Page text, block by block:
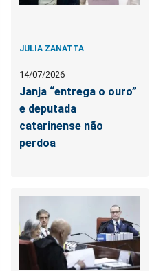
JULIA ZANATTA
14/07/2026
Janja “entrega o ouro”
e deputada
catarinense não
perdoa